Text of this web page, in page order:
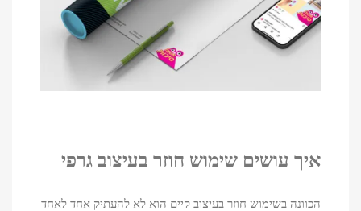
איך עושים שימוש חוזר בעיצוב גרפי
הכוונה בשימוש חוזר בעיצוב קיים הוא לא להעתיק אחד לאחד